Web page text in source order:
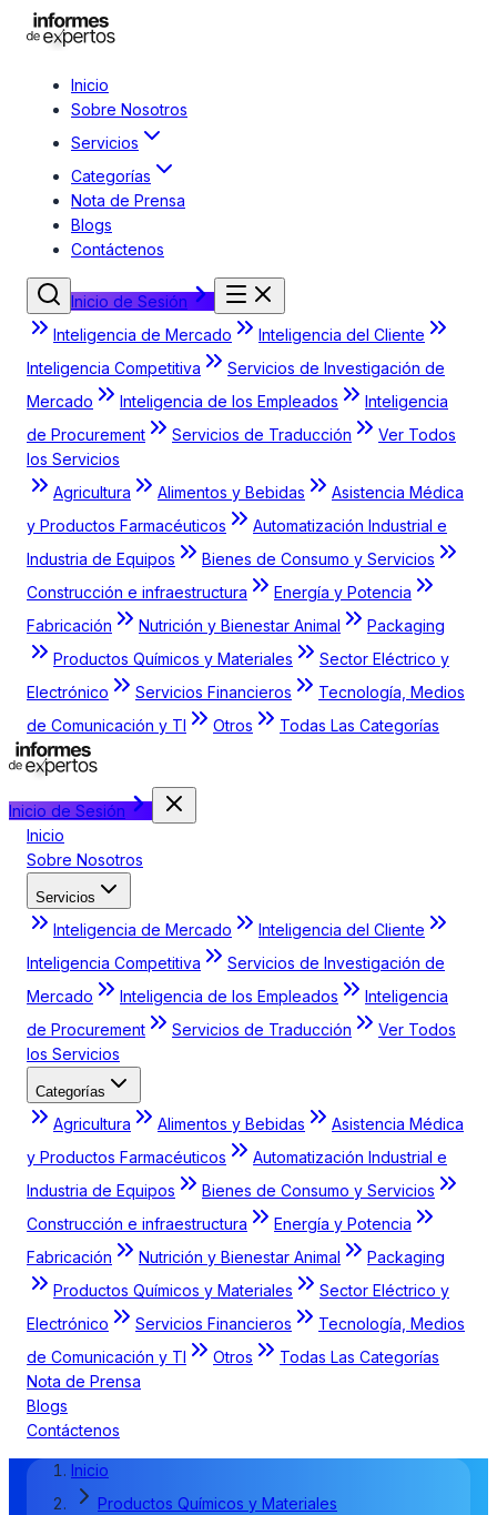
Inicio
Sobre Nosotros
Servicios
Categorías
Nota de Prensa
Blogs
Contáctenos
Inicio de Sesión
Inteligencia de Mercado
Inteligencia del Cliente
Inteligencia Competitiva
Servicios de Investigación de
Mercado
Inteligencia de los Empleados
Inteligencia
de Procurement
Servicios de Traducción
Ver Todos
los Servicios
Agricultura
Alimentos y Bebidas
Asistencia Médica
y Productos Farmacéuticos
Automatización Industrial e
Industria de Equipos
Bienes de Consumo y Servicios
Construcción e infraestructura
Energía y Potencia
Fabricación
Nutrición y Bienestar Animal
Packaging
Productos Químicos y Materiales
Sector Eléctrico y
Electrónico
Servicios Financieros
Tecnología, Medios
de Comunicación y TI
Otros Todas Las Categorías
Inicio de Sesión
Inicio
Sobre Nosotros
Servicios
Inteligencia de Mercado
Inteligencia del Cliente
Inteligencia Competitiva
Servicios de Investigación de
Mercado
Inteligencia de los Empleados
Inteligencia
de Procurement
Servicios de Traducción
Ver Todos
los Servicios
Categorías
Agricultura Alimentos y Bebidas
Asistencia Médica
y Productos Farmacéuticos
Automatización Industrial e
Industria de Equipos
Bienes de Consumo y Servicios
Construcción e infraestructura
Energía y Potencia
Fabricación
Nutrición y Bienestar Animal
Packaging
Productos Químicos y Materiales
Sector Eléctrico y
Electrónico
Servicios Financieros
Tecnología, Medios
de Comunicación y TI
Otros
Todas Las Categorías
Nota de Prensa
Blogs
Contáctenos
Inicio
Productos Químicos y Materiales